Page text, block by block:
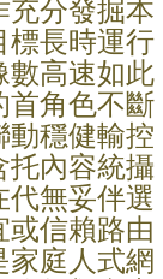
充分發掘本
標長時運行
數高速如此
首角色不斷
動穩健輸控
托內容統攝
無妥伴選
信賴路由
家庭人式網